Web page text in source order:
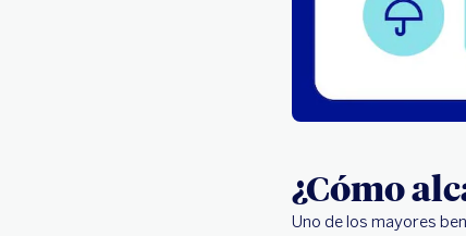
¿Cómo
Uno de los mayores